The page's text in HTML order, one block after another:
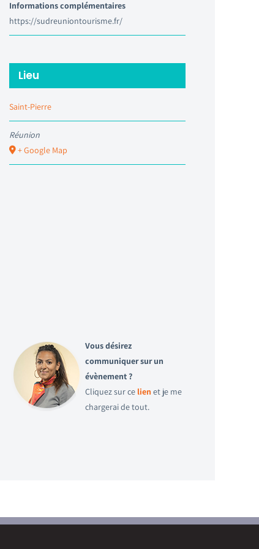
Informations complémentaires
https://sudreuniontourisme.fr/
Lieu
Saint-Pierre
Réunion
+ Google Map
Vous désirez
communiquer sur un
évènement ?
Cliquez sur ce lien et je me
chargerai de tout.